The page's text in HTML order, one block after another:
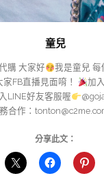
童兒
購 大家好
我是童兒 每
FB直播見面唷！
加
LINE好友客服喔
合作：
分享此文：